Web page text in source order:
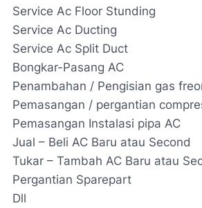
Service Ac Floor Stunding
Service Ac Ducting
Service Ac Split Duct
Bongkar-Pasang AC
Penambahan / Pengisian gas
Pemasangan / pergantian
Pemasangan Instalasi pipa AC
Jual – Beli AC Baru atau Second
Tukar – Tambah AC Baru atau
Pergantian Sparepart
Dll